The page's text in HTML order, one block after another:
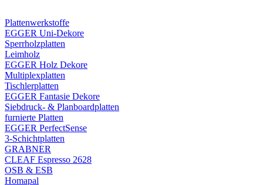
Plattenwerkstoffe
EGGER Uni-Dekore
Sperrholzplatten
Leimholz
EGGER Holz Dekore
Multiplexplatten
Tischlerplatten
EGGER Fantasie Dekore
Siebdruck- & Planboardplatten
furnierte Platten
EGGER PerfectSense
3-Schichtplatten
GRABNER
CLEAF Espresso 2628
OSB & ESB
Homapal